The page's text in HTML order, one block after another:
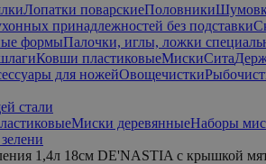
Лопатки поварскиеПоловники
принадлежностей без подставки
формыПалочки, иглы, ложки
Ковши пластиковыеМискиСита
для ножейОвощечистки
стали
Миски деревянныеНаборы
1,4л 18см DE'NASTIA с крышкой